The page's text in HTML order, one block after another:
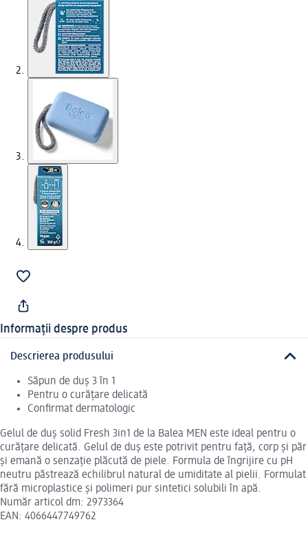
Informații despre produs
Descrierea produsului
Săpun de duș 3 în 1
Pentru o curățare delicată
Confirmat dermatologic
Gelul de duș solid Fresh 3in1 de la Balea MEN este ideal pentru o
curățare delicată. Gelul de duș este potrivit pentru față, corp și păr
și emană o senzație plăcută de piele. Formula de îngrijire cu pH
neutru păstrează echilibrul natural de umiditate al pielii. Formulat
fără microplastice și polimeri pur sintetici solubili în apă.
Număr articol dm: 2973364
EAN: 4066447749762